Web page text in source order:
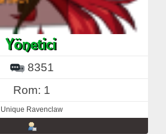
8351
Rom: 1
Unique Ravenclaw